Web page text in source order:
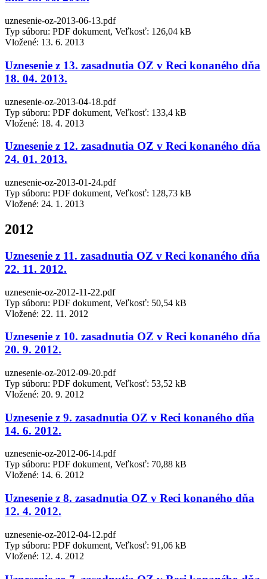
uznesenie-oz-2013-06-13.pdf
Typ súboru: PDF dokument, Veľkosť: 126,04 kB
Vložené: 13. 6. 2013
Uznesenie z 13. zasadnutia OZ v Reci konaného dňa
18. 04. 2013.
uznesenie-oz-2013-04-18.pdf
Typ súboru: PDF dokument, Veľkosť: 133,4 kB
Vložené: 18. 4. 2013
Uznesenie z 12. zasadnutia OZ v Reci konaného dňa
24. 01. 2013.
uznesenie-oz-2013-01-24.pdf
Typ súboru: PDF dokument, Veľkosť: 128,73 kB
Vložené: 24. 1. 2013
2012
Uznesenie z 11. zasadnutia OZ v Reci konaného dňa
22. 11. 2012.
uznesenie-oz-2012-11-22.pdf
Typ súboru: PDF dokument, Veľkosť: 50,54 kB
Vložené: 22. 11. 2012
Uznesenie z 10. zasadnutia OZ v Reci konaného dňa
20. 9. 2012.
uznesenie-oz-2012-09-20.pdf
Typ súboru: PDF dokument, Veľkosť: 53,52 kB
Vložené: 20. 9. 2012
Uznesenie z 9. zasadnutia OZ v Reci konaného dňa
14. 6. 2012.
uznesenie-oz-2012-06-14.pdf
Typ súboru: PDF dokument, Veľkosť: 70,88 kB
Vložené: 14. 6. 2012
Uznesenie z 8. zasadnutia OZ v Reci konaného dňa
12. 4. 2012.
uznesenie-oz-2012-04-12.pdf
Typ súboru: PDF dokument, Veľkosť: 91,06 kB
Vložené: 12. 4. 2012